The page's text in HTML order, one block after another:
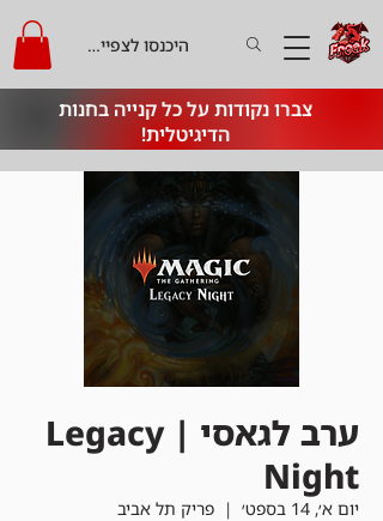
צברו נקודות על כל קנייה בחנות
הדיגיטלית!
היכנסו לצפייה בקרדיט
ערב לגאסי | Legacy
Night
יום א׳, 14 בספט׳
  |
פריק תל אביב